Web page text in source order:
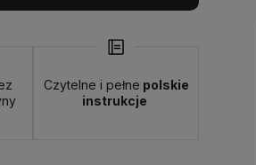
Czytelne i pełne polskie
instrukcje